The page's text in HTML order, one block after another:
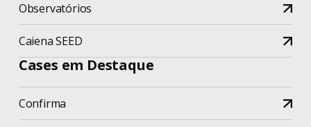
Observatórios
Caiena SEED
Cases em Destaque
Confirma